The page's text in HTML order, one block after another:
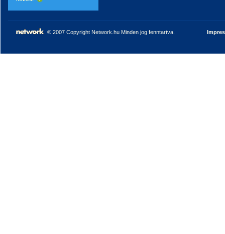
© 2007 Copyright Network.hu Minden jog fenntartva.